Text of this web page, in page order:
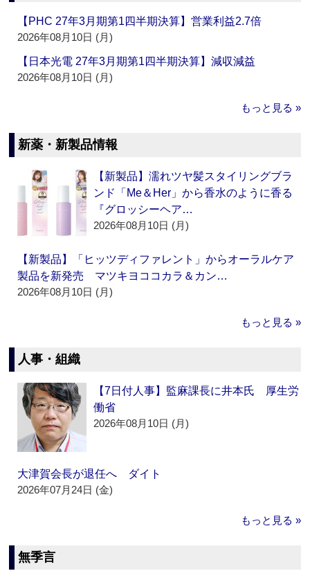
【PHC 27年3月期第1四半期決算】営業利益2.7倍
2026年08月10日 (月)
【日本光電 27年3月期第1四半期決算】減収減益
2026年08月10日 (月)
もっと見る »
新薬・新製品情報
【新製品】濡れツヤ髪スタイリングブラ
ンド「Me＆Her」から香水のように香る
『グロッシーヘア…
2026年08月10日 (月)
【新製品】「ヒッツディファレント」からオーラルケア
製品を新発売 マツキヨココカラ＆カン…
2026年08月10日 (月)
もっと見る »
人事・組織
【7日付人事】監麻課長に井本氏 厚生労
働省
2026年08月10日 (月)
大津賀会長が退任へ ダイト
2026年07月24日 (金)
もっと見る »
無季言